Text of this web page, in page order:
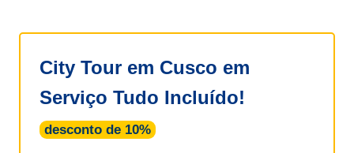
City Tour em Cusco em
Serviço Tudo Incluído!
desconto de 10%